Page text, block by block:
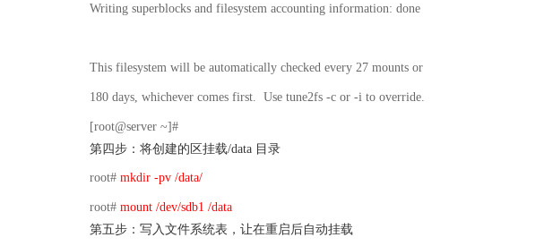
Writing superblocks and filesystem accounting information: done
This filesystem will be automatically checked every 27 mounts or
180 days, whichever comes first. Use tune2fs -c or -i to override.
[root@server ~]#
第四步：将创建的区挂载/data 目录
root# mkdir -pv /data/
root# mount /dev/sdb1 /data
第五步：写入文件系统表，让在重启后自动挂载